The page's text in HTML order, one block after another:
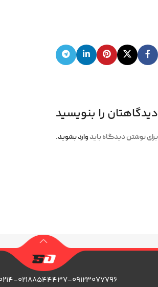
دیدگاهتان را بنویسید
برای نوشتن دیدگاه باید وارد بشوید.
۰۲۱۸۸۵۴۰۲۱۴-۰۲۱۸۸۵۴۴۴۳۷-